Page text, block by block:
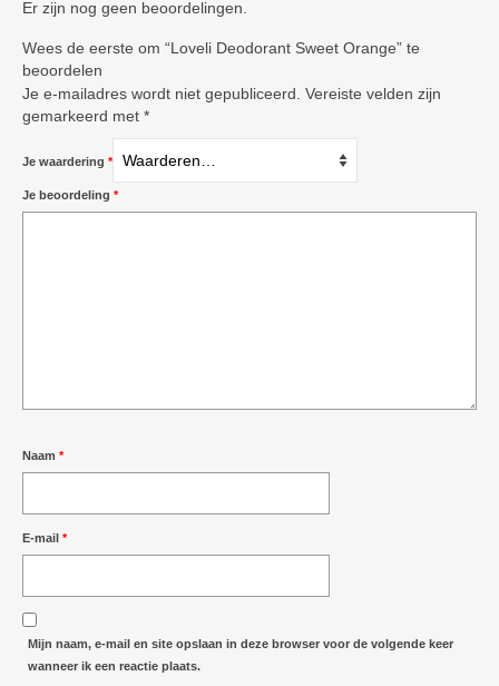
Er zijn nog geen beoordelingen.
Wees de eerste om “Loveli Deodorant Sweet Orange” te
beoordelen
Je e-mailadres wordt niet gepubliceerd. Vereiste velden zijn
gemarkeerd met *
Je waardering *
Je beoordeling *
Naam *
E-mail *
Mijn naam, e-mail en site opslaan in deze browser voor de volgende keer
wanneer ik een reactie plaats.